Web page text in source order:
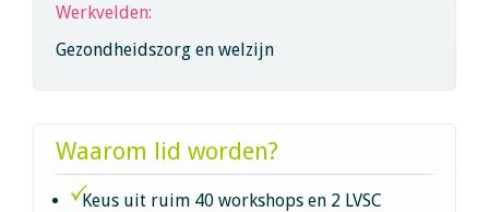
Werkvelden:
Gezondheidszorg en welzijn
Waarom lid worden?
Keus uit ruim 40 workshops en 2 LVSC